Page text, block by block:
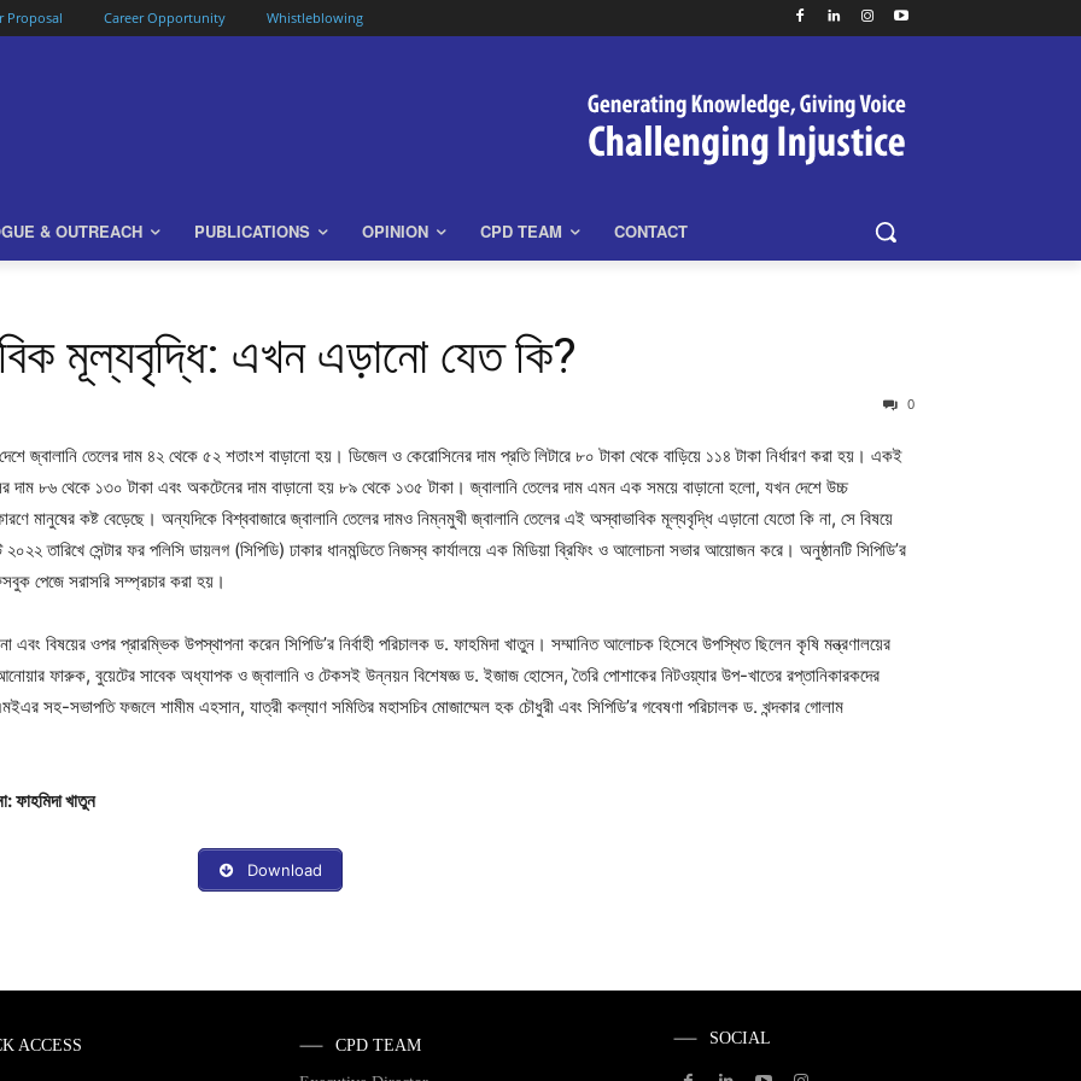
Proposal Career Opportunity Whistleblowing
& OUTREACH PUBLICATIONS OPINION CPD TEAM CONTACT
মূল্যবৃদ্ধি: এখন এড়ানো যেত কি?
0
জ্বালানি তেলের দাম ৪২ থেকে ৫২ শতাংশ বাড়ানো হয়। ডিজেল ও কেরোসিনের দাম প্রতি লিটারে ৮০ টাকা থেকে বাড়িয়ে ১১৪ টাকা নির্ধারণ করা হয়। একই
দাম ৮৬ থেকে ১৩০ টাকা এবং অকটেনের দাম বাড়ানো হয় ৮৯ থেকে ১৩৫ টাকা। জ্বালানি তেলের দাম এমন এক সময়ে বাড়ানো হলো, যখন দেশে উচ্চ
মানুষের কষ্ট বেড়েছে। অন্যদিকে বিশ্ববাজারে জ্বালানি তেলের দামও নিম্নমুখী জ্বালানি তেলের এই অস্বাভাবিক মূল্যবৃদ্ধি এড়ানো যেতো কি না, সে বিষয়ে
তারিখে সেন্টার ফর পলিসি ডায়লগ (সিপিডি) ঢাকার ধানমন্ডিতে নিজস্ব কার্যালয়ে এক মিডিয়া ব্রিফিং ও আলোচনা সভার আয়োজন করে। অনুষ্ঠানটি সিপিডি’র
পেজে সরাসরি সম্প্রচার করা হয়।
এবং বিষয়ের ওপর প্রারম্ভিক উপস্থাপনা করেন সিপিডি’র নির্বাহী পরিচালক ড. ফাহমিদা খাতুন। সম্মানিত আলোচক হিসেবে উপস্থিত ছিলেন কৃষি মন্ত্রণালয়ের
ফারুক, বুয়েটের সাবেক অধ্যাপক ও জ্বালানি ও টেকসই উন্নয়ন বিশেষজ্ঞ ড. ইজাজ হোসেন, তৈরি পোশাকের নিটওয়্যার উপ-খাতের রপ্তানিকারকদের
সহ-সভাপতি ফজলে শামীম এহসান, যাত্রী কল্যাণ সমিতির মহাসচিব মোজাম্মেল হক চৌধুরী এবং সিপিডি’র গবেষণা পরিচালক ড. খন্দকার গোলাম
ফাহমিদা খাতুন
Download
ACCESS CPD TEAM SOCIAL